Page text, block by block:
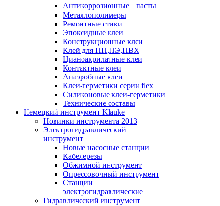
Антикоррозионные пасты
Металлополимеры
Ремонтные стики
Эпоксидные клеи
Конструкционные клеи
Клей для ПП,ПЭ,ПВХ
Цианоакрилатные клеи
Контактные клеи
Анаэробные клеи
Клеи-герметики серии flex
Силиконовые клеи-герметики
Технические составы
Немецкий инструмент Klauke
Новинки инструмента 2013
Электрогидравлический
инструмент
Новые насосные станции
Кабелерезы
Обжимной инструмент
Опрессовочный инструмент
Станции
электрогидравлические
Гидравлический инструмент